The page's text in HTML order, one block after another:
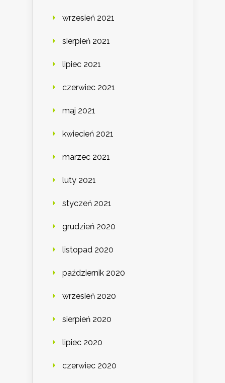
wrzesień 2021
sierpień 2021
lipiec 2021
czerwiec 2021
maj 2021
kwiecień 2021
marzec 2021
luty 2021
styczeń 2021
grudzień 2020
listopad 2020
październik 2020
wrzesień 2020
sierpień 2020
lipiec 2020
czerwiec 2020